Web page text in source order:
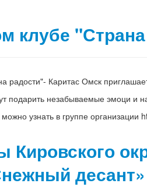
клубе
радости"- Каритас Омск
подарить незабываемые эмоци и
узнать в группе организации
Кировского
десант»